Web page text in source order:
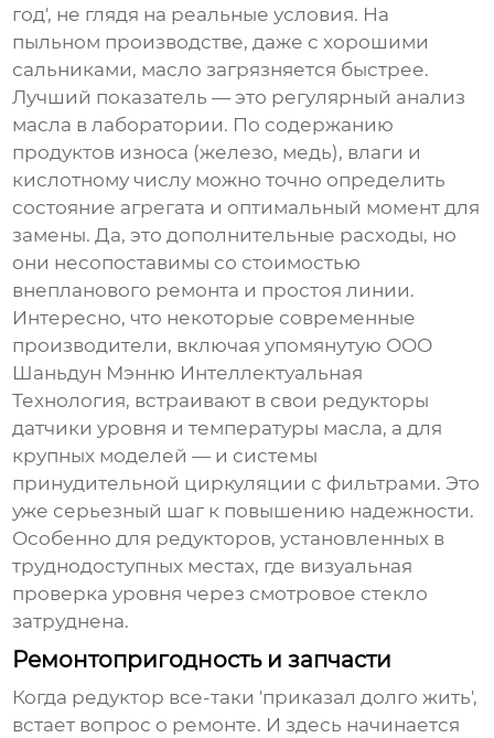
год', не глядя на реальные условия. На
пыльном производстве, даже с хорошими
сальниками, масло загрязняется быстрее.
Лучший показатель — это регулярный анализ
масла в лаборатории. По содержанию
продуктов износа (железо, медь), влаги и
кислотному числу можно точно определить
состояние агрегата и оптимальный момент для
замены. Да, это дополнительные расходы, но
они несопоставимы со стоимостью
внепланового ремонта и простоя линии.
Интересно, что некоторые современные
производители, включая упомянутую ООО
Шаньдун Мэнню Интеллектуальная
Технология, встраивают в свои редукторы
датчики уровня и температуры масла, а для
крупных моделей — и системы
принудительной циркуляции с фильтрами. Это
уже серьезный шаг к повышению надежности.
Особенно для редукторов, установленных в
труднодоступных местах, где визуальная
проверка уровня через смотровое стекло
затруднена.
Ремонтопригодность и запчасти
Когда редуктор все-таки 'приказал долго жить',
встает вопрос о ремонте. И здесь начинается